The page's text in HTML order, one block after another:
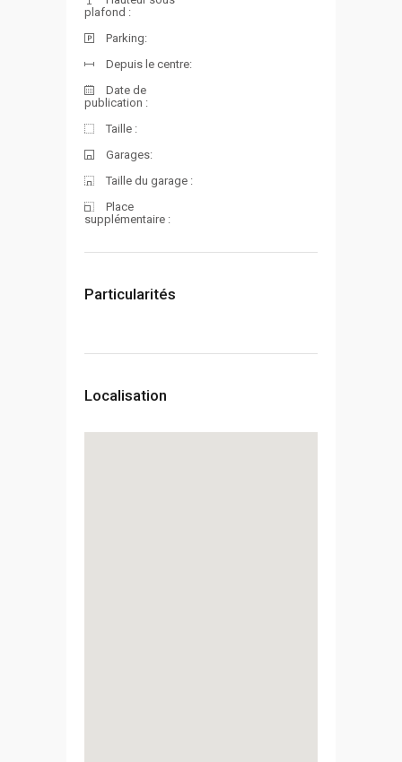
plafond :
Parking:
Depuis le centre:
Date de
publication :
Taille :
Garages:
Taille du garage :
Place
supplémentaire :
Particularités
Localisation